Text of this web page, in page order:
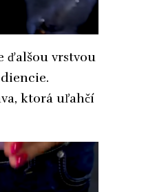
ďalšou vrstvou
ktorá uľahčí